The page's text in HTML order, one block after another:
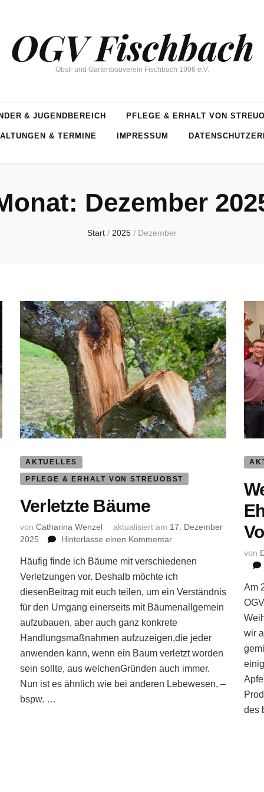
OGV Fischbach
Obst- und Gartenbauverein Fischbach 1906 e.V.
& JUGENDBEREICH PFLEGE & ERHALT VON
& TERMINE IMPRESSUM
Dezember
Start / 2025 / Dezember
AKTUELLES
PFLEGE & ERHALT VON STREUOBST
Verletzte Bäume
von Catharina Wenzel aktualisiert am 17. Dezember
2025
Hinterlasse einen Kommentarzu
Bäume
Häufig finde ich Bäume mit verschiedenen
Verletzungen vor. Deshalb möchte ich
diesenBeitrag mit euch teilen, um ein Verständnis
für den Umgang einerseits mit Bäumenallgemein
aufzubauen, aber auch ganz konkrete
Handlungsmaßnahmen aufzuzeigen,die jeder
anwenden kann, wenn ein Baum verletzt worden
sein sollte, aus welchenGründen auch immer.
Nun ist es ähnlich wie bei anderen Lebewesen, –
bspw. …
von
Am
wir
des